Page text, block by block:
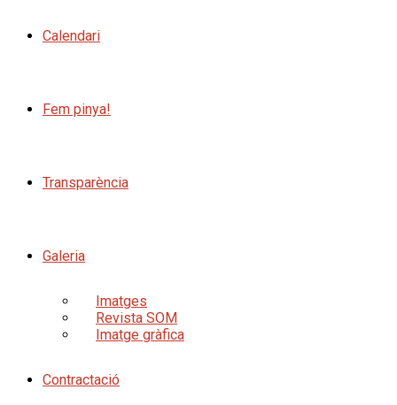
Calendari
Fem pinya!
Transparència
Galeria
Imatges
Revista SOM
Imatge gràfica
Contractació